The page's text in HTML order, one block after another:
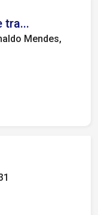
tra...
Mendes,